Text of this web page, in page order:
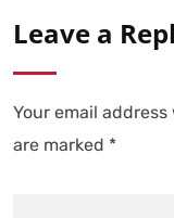
Leave a
Your email
are marked *